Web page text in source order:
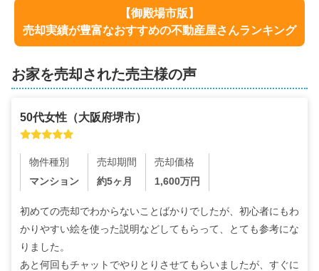
【御殿場市版】
売却実績が豊富なおすすめの不動産屋さんランキング
お家を売却された売主様の声
50代女性 （大阪府堺市）
物件種別
マンション
売却期間
約5ヶ月
売却価格
1,600万円
初めての売却でわからないことばかりでしたが、初心者にもわ
かりやすい絵を使った説明などしてもらって、とても参考にな
りました。
あと何回もチャットでやりとりさせてもらいましたが、すぐに